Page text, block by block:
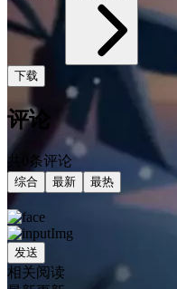
下载
评论
共0条评论
综合 最新 最热
发送
相关阅读